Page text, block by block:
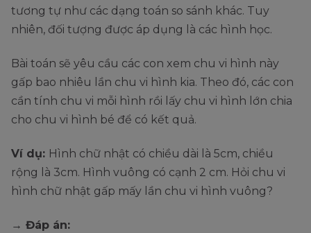
tương tự như các dạng toán so sánh khác. Tuy
nhiên, đối tượng được áp dụng là các hình học.
Bài toán sẽ yêu cầu các con xem chu vi hình này
gấp bao nhiêu lần chu vi hình kia. Theo đó, các con
cần tính chu vi mỗi hình rồi lấy chu vi hình lớn chia
cho chu vi hình bé để có kết quả.
Ví dụ: Hình chữ nhật có chiều dài là 5cm, chiều
rộng là 3cm. Hình vuông có cạnh 2 cm. Hỏi chu vi
hình chữ nhật gấp mấy lần chu vi hình vuông?
→ Đáp án: